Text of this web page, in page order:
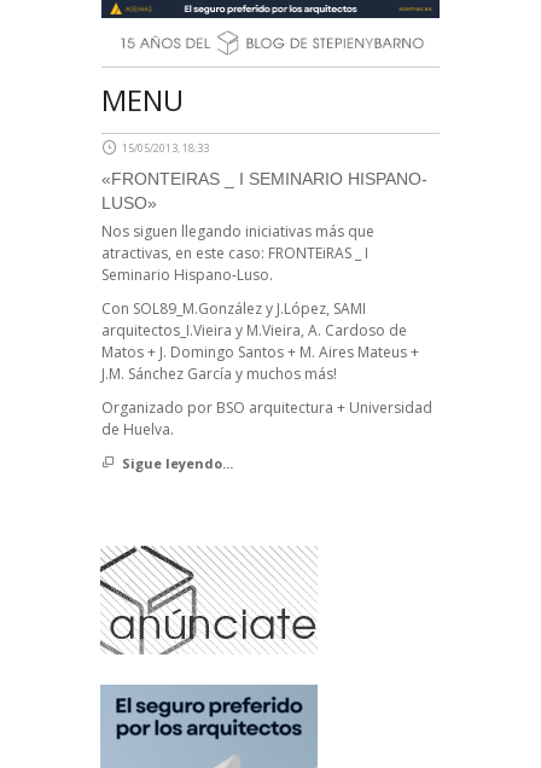
MENU
15/05/2013, 18:33
«FRONTEIRAS _ I SEMINARIO HISPANO-
LUSO»
Nos siguen llegando iniciativas más que
atractivas, en este caso: FRONTEiRAS _ I
Seminario Hispano-Luso.
Con SOL89_M.González y J.López, SAMI
arquitectos_I.Vieira y M.Vieira, A. Cardoso de
Matos + J. Domingo Santos + M. Aires Mateus +
J.M. Sánchez García y muchos más!
Organizado por BSO arquitectura + Universidad
de Huelva.
Sigue leyendo...